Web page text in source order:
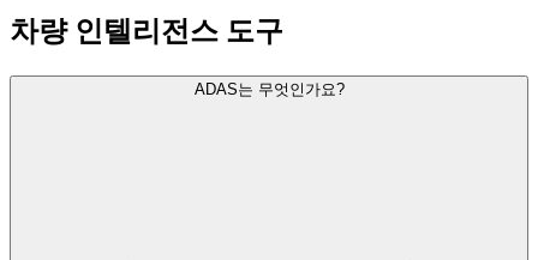
차량 인텔리전스 도구
ADAS는 무엇인가요?